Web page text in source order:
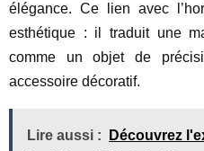
élégance. Ce lien avec
esthétique : il traduit une
comme un objet de
accessoire décoratif.
Lire aussi :
Découvrez